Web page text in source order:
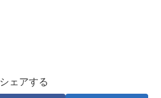
シェアする